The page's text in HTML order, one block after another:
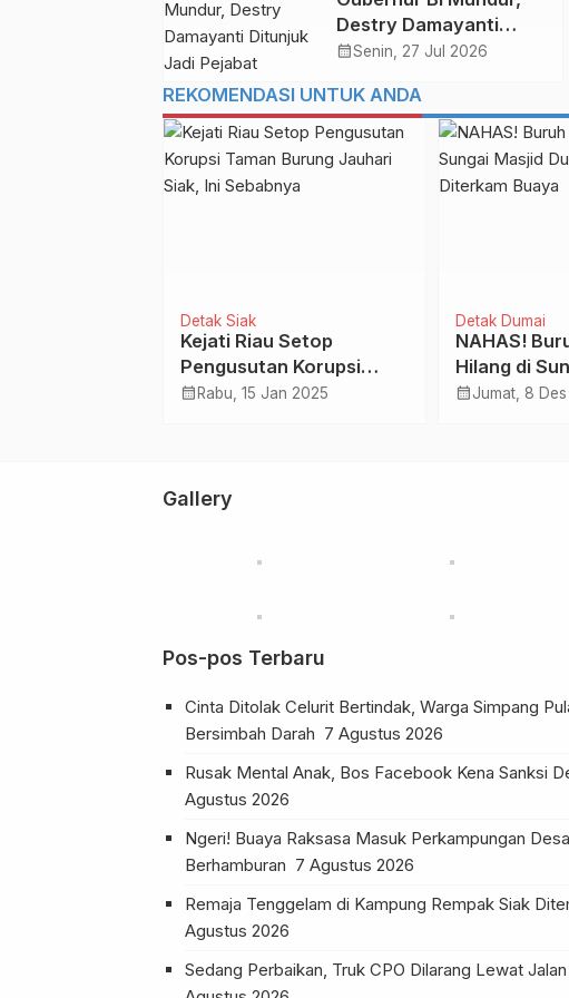
Destry Damayanti
Ditunjuk Jadi Pejabat
calendar_monthSenin, 27 Jul 2026
REKOMENDASI UNTUK ANDA
Detak Siak
Kejati Riau Setop
Pengusutan Korupsi
Taman Burung Jauhari
calendar_month Rabu, 15 Jan 2025
Detak Dumai
NAHAS!
Hilang di
Dumai,
calendar_monthJumat, 8
Gallery
Pos-pos Terbaru
Cinta Ditolak Celurit Bertindak, Warga Simpang
Bersimbah Darah 7 Agustus 2026
Rusak Mental Anak, Bos Facebook Kena Sanksi
Agustus 2026
Ngeri! Buaya Raksasa Masuk Perkampungan
Berhamburan 7 Agustus 2026
Remaja Tenggelam di Kampung Rempak Siak
Agustus 2026
Sedang Perbaikan, Truk CPO Dilarang Lewat